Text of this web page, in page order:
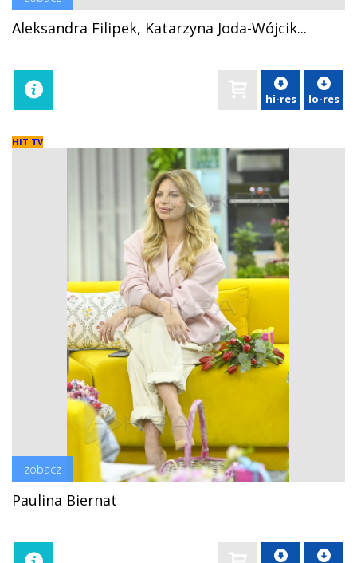
Aleksandra Filipek, Katarzyna Joda-Wójcik...
hi-res lo-res
HIT TV
zobacz
Paulina Biernat